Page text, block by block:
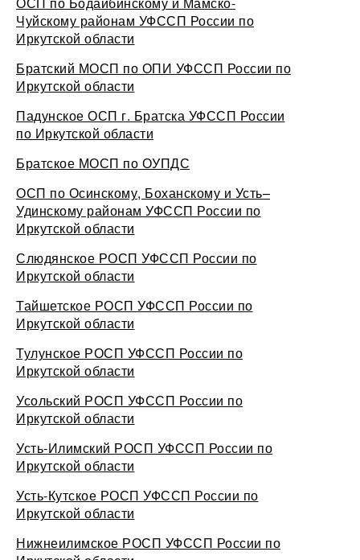
Чуйскому районам УФССП России по
Иркутской области
Братский МОСП по ОПИ УФССП России по
Иркутской области
Падунское ОСП г. Братска УФССП России
по Иркутской области
Братское МОСП по ОУПДС
ОСП по Осинскому, Боханскому и Усть–
Удинскому районам УФССП России по
Иркутской области
Слюдянское РОСП УФССП России по
Иркутской области
Тайшетское РОСП УФССП России по
Иркутской области
Тулунское РОСП УФССП России по
Иркутской области
Усольский РОСП УФССП России по
Иркутской области
Усть-Илимский РОСП УФССП России по
Иркутской области
Усть-Кутское РОСП УФССП России по
Иркутской области
Нижнеилимское РОСП УФССП России по